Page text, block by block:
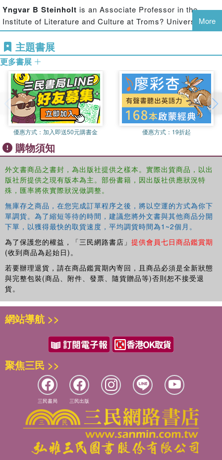
Yngvar B Steinholt is an Associate Professor in the
Institute of Literature and Culture at Troms? University,
Norway
More
主題書展
更多書展
優惠方式： 加入即送50元購書金 優惠方式： 19折起
購物須知
外文書商品之書封，為出版社提供之樣本。實際出貨商品，以出
版社所提供之現有版本為主。部份書籍，因出版社供應狀況特
殊，匯率將依實際狀況做調整。
無庫存之商品，在您完成訂單程序之後，將以空運的方式為你下
單調貨。為了縮短等待的時間，建議您將外文書與其他商品分開
下單，以獲得最快的取貨速度，平均調貨時間為1~2個月。
為了保護您的權益，「三民網路書店」 提供會員七日商品鑑賞期
(收到商品為起始日)。
若要辦理退貨，請在商品鑑賞期內寄回，且商品必須是全新狀態
與完整包裝(商品、附件、發票、隨貨贈品等)否則恕不接受退
貨。
網站導航 >>
聚焦三民 >>
三民書局 三民出版